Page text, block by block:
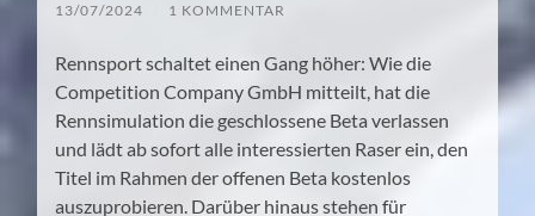
13/07/2024 1 KOMMENTAR
Rennsport schaltet einen Gang höher: Wie die
Competition Company GmbH mitteilt, hat die
Rennsimulation die geschlossene Beta verlassen
und lädt ab sofort alle interessierten Raser ein, den
Titel im Rahmen der offenen Beta kostenlos
auszuprobieren. Darüber hinaus stehen für